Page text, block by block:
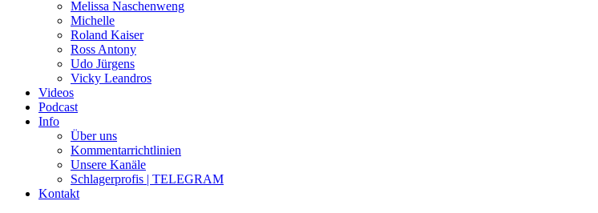
Melissa Naschenweng
Michelle
Roland Kaiser
Ross Antony
Udo Jürgens
Vicky Leandros
Videos
Podcast
Info
Über uns
Kommentarrichtlinien
Unsere Kanäle
Schlagerprofis | TELEGRAM
Kontakt